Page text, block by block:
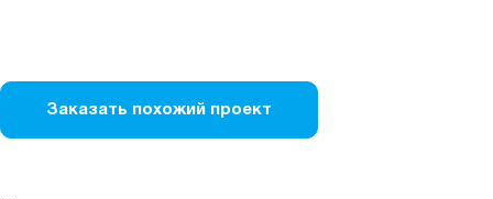
Заказать похожий проект